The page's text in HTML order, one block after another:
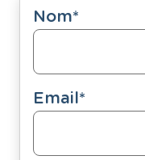
Nom*
Email*